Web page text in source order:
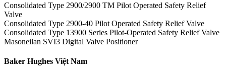
Consolidated Type 2900/2900 TM Pilot Operated Safety Relief
Valve
Consolidated Type 2900-40 Pilot Operated Safety Relief Valve
Consolidated Type 13900 Series Pilot-Operated Safety Relief Valve
Masoneilan SVI3 Digital Valve Positioner
Baker Hughes Việt Nam